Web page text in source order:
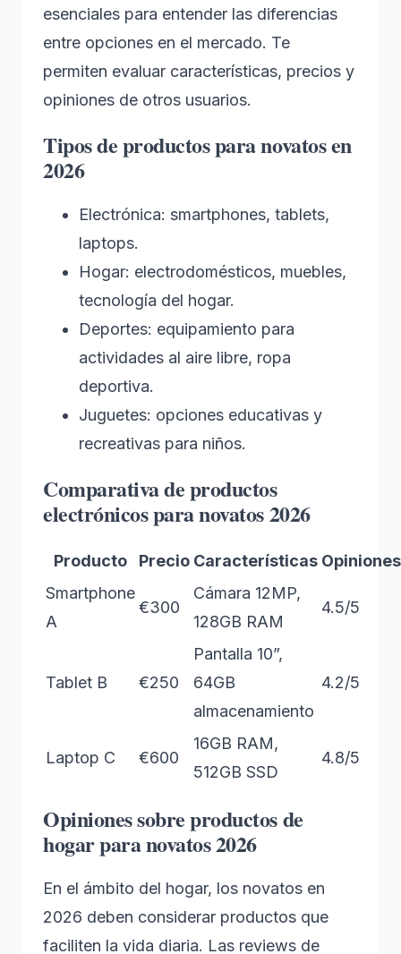
esenciales para entender las diferencias
entre opciones en el mercado. Te
permiten evaluar características, precios y
opiniones de otros usuarios.
Tipos de productos para novatos en
2026
Electrónica: smartphones, tablets,
laptops.
Hogar: electrodomésticos, muebles,
tecnología del hogar.
Deportes: equipamiento para
actividades al aire libre, ropa
deportiva.
Juguetes: opciones educativas y
recreativas para niños.
Comparativa de productos
electrónicos para novatos 2026
Producto Precio Características Opiniones
Smartphone
A
€300
Cámara 12MP,
128GB RAM
4.5/5
Tablet B €250
Pantalla 10”,
64GB
almacenamiento
4.2/5
Laptop C €600
16GB RAM,
512GB SSD
4.8/5
Opiniones sobre productos de
hogar para novatos 2026
En el ámbito del hogar, los novatos en
2026 deben considerar productos que
faciliten la vida diaria. Las reviews de